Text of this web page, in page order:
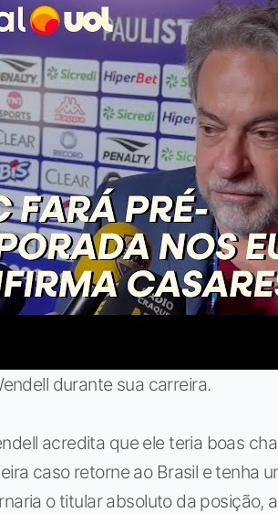
durante sua carreira.
acredita que ele teria boas
caso retorne ao Brasil e tenha
o titular absoluto da posição,